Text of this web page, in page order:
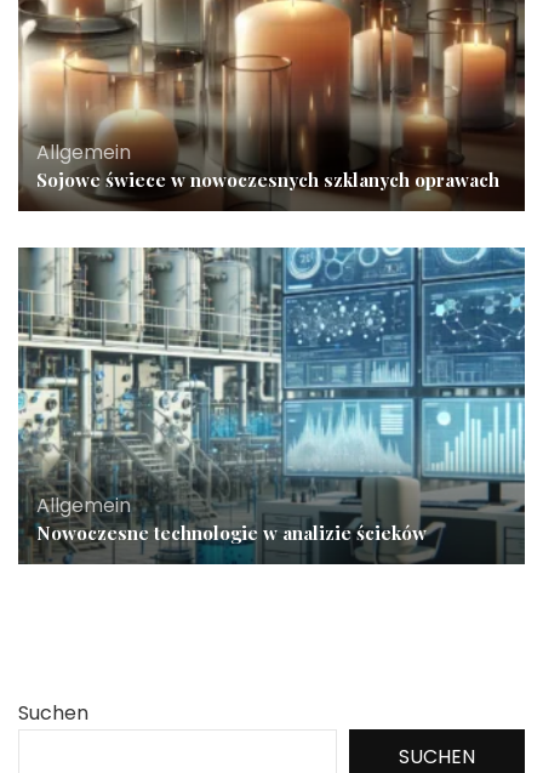
Allgemein
Sojowe świece w nowoczesnych szklanych oprawach
Allgemein
Nowoczesne technologie w analizie ścieków
Suchen
SUCHEN